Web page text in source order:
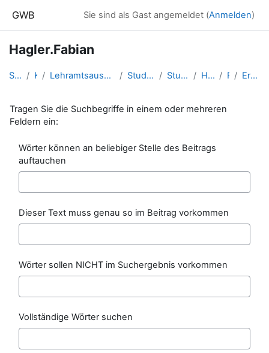
GWB Sie sind als Gast angemeldet (Anmelden)
Hagler.Fabian
Startseite Kurse Lehramtsausbildung GW im Cluster Österreich Mitte Studentische Lernkurse Studienbeginn 2016 Hagler.Fabian Foren Erweiterte Suche
Tragen Sie die Suchbegriffe in einem oder mehreren
Feldern ein:
Wörter können an beliebiger Stelle des Beitrags
auftauchen
Dieser Text muss genau so im Beitrag vorkommen
Wörter sollen NICHT im Suchergebnis vorkommen
Vollständige Wörter suchen